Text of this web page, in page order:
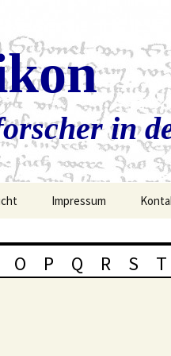
in
Impressum
O P Q R S T